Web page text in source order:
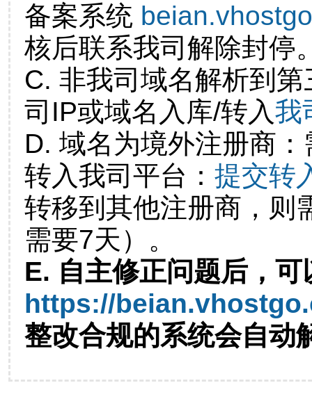
备案系统
核后联系我司解除封停
C. 非我司域名解析到
司IP或域名入库/转入我
D. 域名为境外注册商
转入我司平台： 提交转
转移到其他注册商，则
需要7天）。
E. 自主修正问题后，可
https://
整改合规的系统会自动